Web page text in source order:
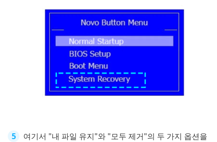
여기서 "내 파일 유지"와 "모두 제거"의 두 가지 옵션을